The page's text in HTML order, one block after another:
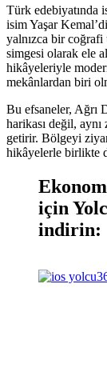
Türk edebiyatında
isim Yaşar
yalnızca bir coğrafi
simgesi olarak ele
hikâyeleriyle
mekânlardan biri
Bu efsaneler, Ağrı
harikası değil,
getirir. Bölgeyi
hikâyelerle birlikte
için
indirin: